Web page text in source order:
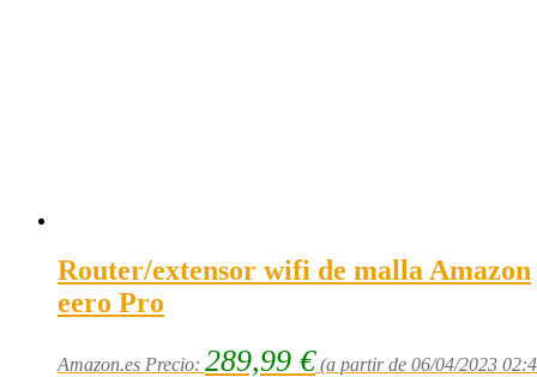
Router/extensor wifi de malla Amazon
eero Pro
Amazon.es Precio: 289,99 € (a partir de 06/04/2023